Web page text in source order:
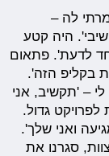
לה –
היה קטע
לדעת'. פתאום
בקליפ הזה'.
– 'תקשיב, אני
גדול.
ואני שלך'.
קליפ, עם 30 אנשי צוות, סגרנו את